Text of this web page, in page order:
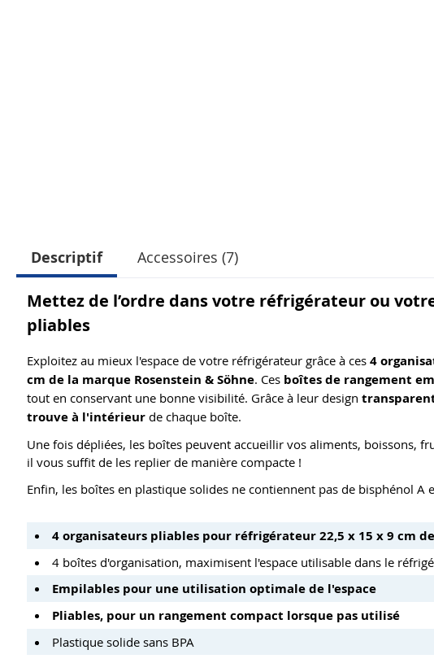
Descriptif Accessoires (7)
Mettez de l’ordre dans votre réfrigérateur ou
pliables
Exploitez au mieux l'espace de votre réfrigérateur grâce à ces 4
cm de la marque Rosenstein & Söhne. Ces boîtes de rangement
tout en conservant une bonne visibilité. Grâce à leur design
trouve à l'intérieur de chaque boîte.
Une fois dépliées, les boîtes peuvent accueillir vos aliments, boissons,
il vous suffit de les replier de manière compacte !
Enfin, les boîtes en plastique solides ne contiennent pas de bisphénol A
4 organisateurs pliables pour réfrigérateur 22,5 x 15 x 9 cm
4 boîtes d'organisation, maximisent l'espace utilisable dans le
Empilables pour une utilisation optimale de l'espace
Pliables, pour un rangement compact lorsque pas utilisé
Plastique solide sans BPA